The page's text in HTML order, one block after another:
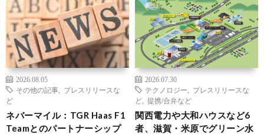
2026.08.05
その他の記事
プレスリリースな
ど
ネバーマイル：TGR Haas F1
Teamとのパートナーシップ
2026.07.30
テクノロジー
プレスリリースな
ど
提携/合弁など
関西電力や大和ハウスなど6
者、滋賀・米原でグリーン水